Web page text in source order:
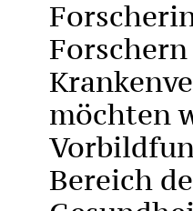
möchten
Bereich